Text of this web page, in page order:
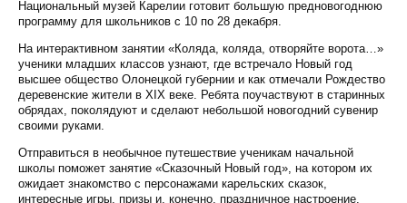
Национальный музей Карелии готовит большую предновогоднюю
программу для школьников с 10 по 28 декабря.
На интерактивном занятии «Коляда, коляда, отворяйте ворота…»
ученики младших классов узнают, где встречало Новый год
высшее общество Олонецкой губернии и как отмечали Рождество
деревенские жители в XIX веке. Ребята поучаствуют в старинных
обрядах, поколядуют и сделают небольшой новогодний сувенир
своими руками.
Отправиться в необычное путешествие ученикам начальной
школы поможет занятие «Сказочный Новый год», на котором их
ожидает знакомство с персонажами карельских сказок,
интересные игры, призы и, конечно, праздничное настроение.